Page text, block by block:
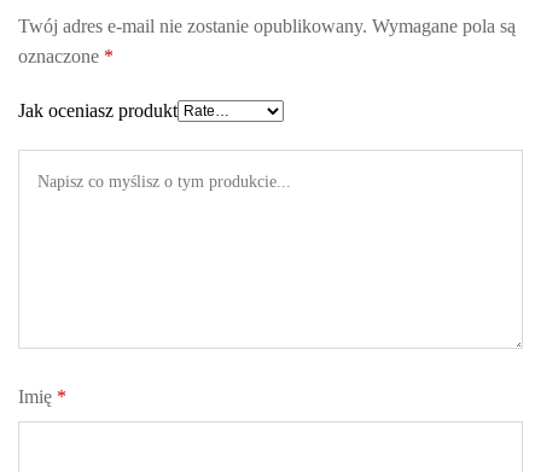
Twój adres e-mail nie zostanie opublikowany. Wymagane pola są
oznaczone *
Jak oceniasz produkt
Imię *